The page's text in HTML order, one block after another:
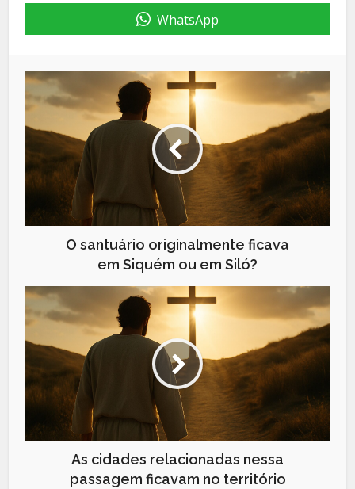
WhatsApp
O santuário originalmente ficava
em Siquém ou em Siló?
As cidades relacionadas nessa
passagem ficavam no território